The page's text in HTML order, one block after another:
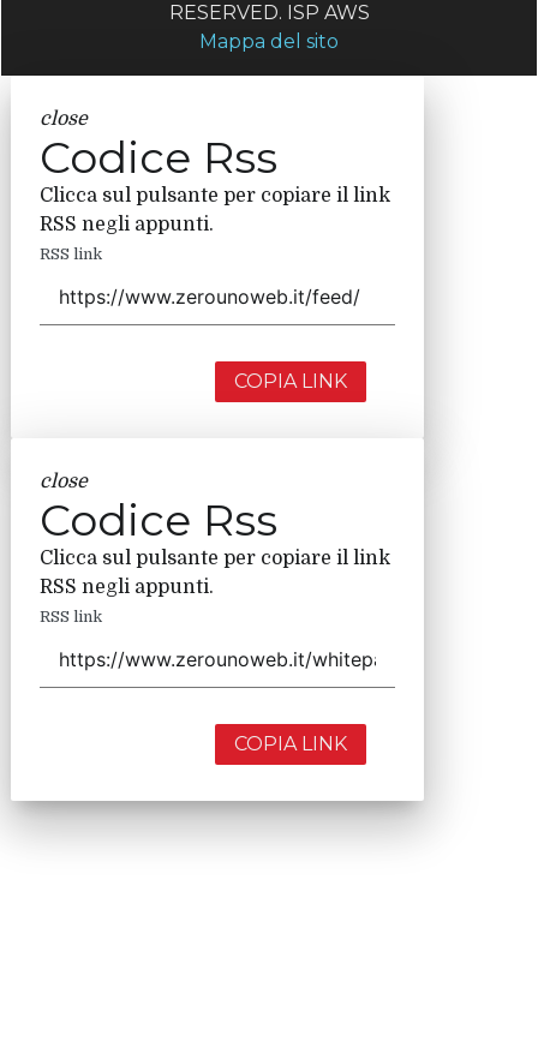
RESERVED. ISP AWS
Mappa del sito
close
Codice Rss
Clicca sul pulsante per copiare il link
RSS negli appunti.
RSS link
COPIA LINK
close
Codice Rss
Clicca sul pulsante per copiare il link
RSS negli appunti.
RSS link
COPIA LINK